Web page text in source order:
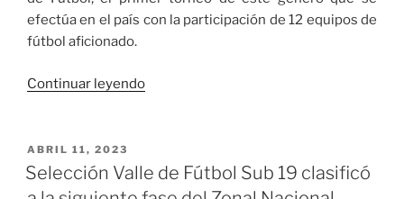
efectúa en el país con la participación de 12 equipos de
fútbol aficionado.
Continuar leyendo«Valle
la
II
PUBLICADO
EL
ABRIL 11, 2023
Selección Valle de Fútbol Sub 19 clasificó